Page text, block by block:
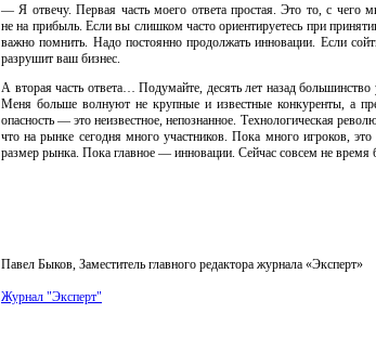
— Я отвечу. Первая часть моего ответа простая. Это то, с чего
не на прибыль. Если вы слишком часто ориентируетесь при
важно помнить. Надо постоянно продолжать инновации. Если
разрушит ваш бизнес.
А вторая часть ответа… Подумайте, десять лет назад
Меня больше волнуют не крупные и известные конкуренты, а
опасность — это неизвестное, непознанное. Технологическая
что на рынке сегодня много участников. Пока много игроков,
размер рынка. Пока главное — инновации. Сейчас совсем не время
Павел Быков, Заместитель главного редактора журнала «Эксперт»
Журнал "Эксперт"